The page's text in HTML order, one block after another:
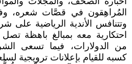
المُراهِقون في قصَّات شعره،
وتتنافس الأندية الرياضية على
احتكارية معه بمبالغ باهظة
من الدولارات، فيما تسعى
كسبه للقيام بإعلانات ترويجية